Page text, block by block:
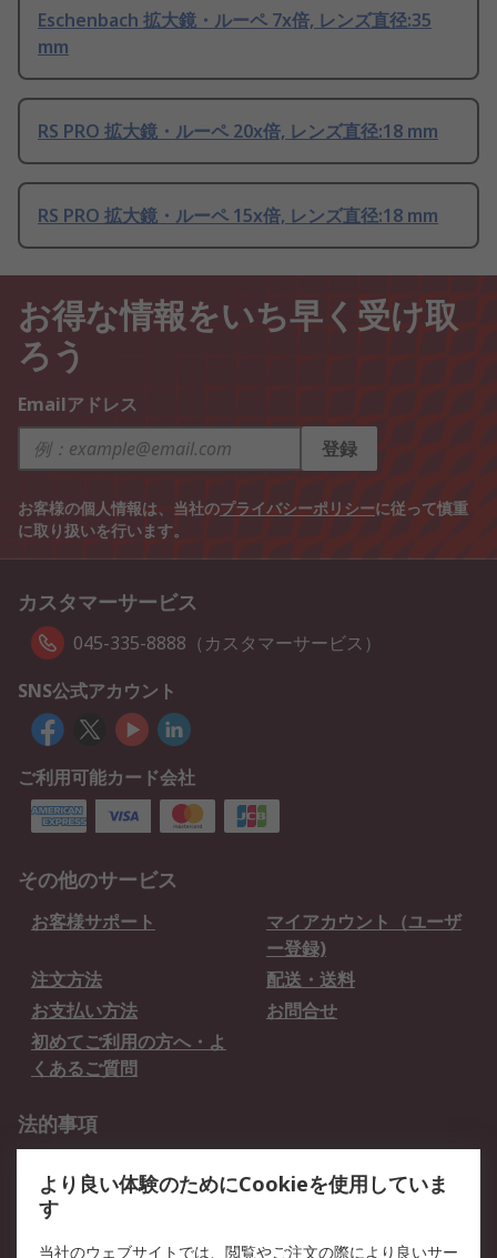
Eschenbach 拡大鏡・ルーペ 7x倍, レンズ直径:35
mm
RS PRO 拡大鏡・ルーペ 20x倍, レンズ直径:18 mm
RS PRO 拡大鏡・ルーペ 15x倍, レンズ直径:18 mm
お得な情報をいち早く受け取
ろう
Emailアドレス
登録
お客様の個人情報は、当社のプライバシーポリシーに従って慎重
に取り扱いを行います。
カスタマーサービス
045-335-8888（カスタマーサービス）
SNS公式アカウント
ご利用可能カード会社
その他のサービス
お客様サポート
マイアカウント（ユーザ
ー登録)
注文方法
配送・送料
お支払い方法
お問合せ
初めてご利用の方へ・よ
くあるご質問
法的事項
クッキーポリシー
より良い体験のためにCookieを使用していま
す
当社のウェブサイトでは、閲覧やご注文の際により良いサー